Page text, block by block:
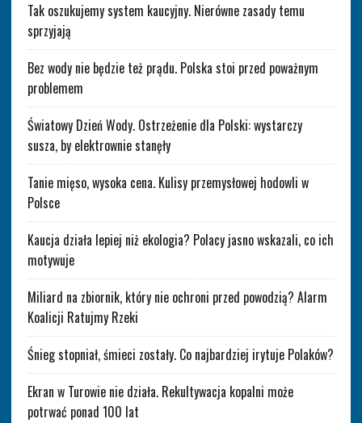
Tak oszukujemy system kaucyjny. Nierówne zasady temu
sprzyjają
Bez wody nie będzie też prądu. Polska stoi przed poważnym
problemem
Światowy Dzień Wody. Ostrzeżenie dla Polski: wystarczy
susza, by elektrownie stanęły
Tanie mięso, wysoka cena. Kulisy przemysłowej hodowli w
Polsce
Kaucja działa lepiej niż ekologia? Polacy jasno wskazali, co ich
motywuje
Miliard na zbiornik, który nie ochroni przed powodzią? Alarm
Koalicji Ratujmy Rzeki
Śnieg stopniał, śmieci zostały. Co najbardziej irytuje Polaków?
Ekran w Turowie nie działa. Rekultywacja kopalni może
potrwać ponad 100 lat